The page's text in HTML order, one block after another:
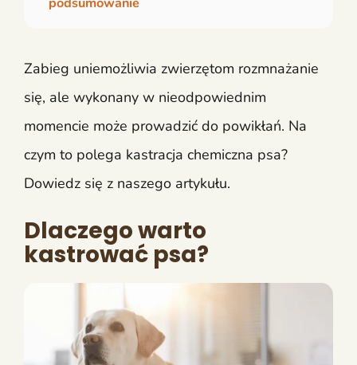
Zabieg uniemożliwia zwierzętom rozmnażanie
się, ale wykonany w nieodpowiednim
momencie może prowadzić do powikłań. Na
czym to polega kastracja chemiczna psa?
Dowiedz się z naszego artykułu.
Dlaczego warto
kastrować psa?